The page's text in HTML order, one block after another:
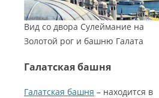
Вид со двора Сулеймание на
Золотой рог и башню Галата
Галатская башня
Галатская башня – находится в